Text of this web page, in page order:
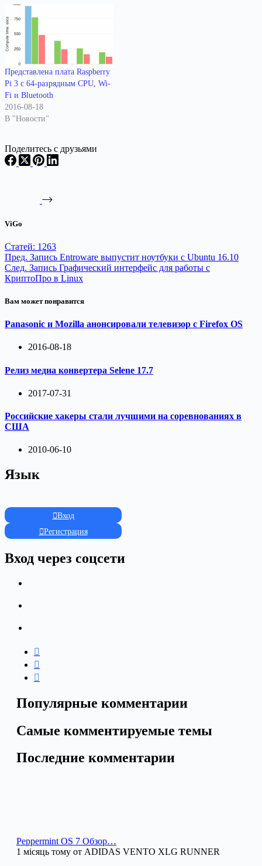
Представлена плата Raspberry
Pi 3 c 64-разрядным CPU, Wi-
Fi и Bluetooth
2016-08-18
В "Новости"
Поделитесь с друзьями
ViGo
Статей: 1263
Пред. Запись Entroware выпустит ноутбуки с Ubuntu 16.10
След. Запись Графический интерфейс для работы с
КриптоПро в Linux
Вам может понравится
Panasonic и Mozilla анонсировали телевизор с Firefox OS
2016-08-18
Релиз медиа конвертера Selene 17.7
2017-07-31
Российские хакеры стали лучшими на соревнованиях в
США
2010-06-10
Язык
Вход
Регистрация
Вход через соцсети
Популярные комментарии
Самые комментируемые темы
Последние комментарии
Peppermint OS 7 Обзор…
1 місяць тому от ADIDAS VENTO XLG RUNNER